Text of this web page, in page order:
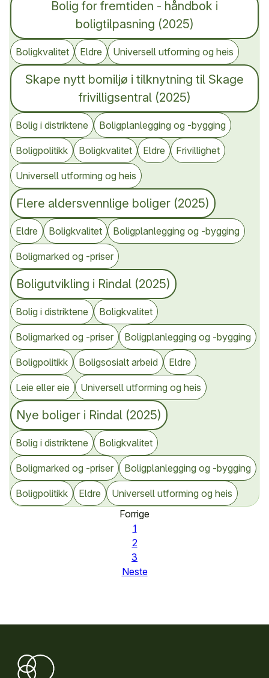
Bolig for fremtiden - håndbok i
boligtilpasning (2025)
Boligkvalitet Eldre Universell utforming og heis
Skape nytt bomiljø i tilknytning til Skage
frivilligsentral (2025)
Bolig i distriktene Boligplanlegging og -bygging
Boligpolitikk Boligkvalitet Eldre Frivillighet
Universell utforming og heis
Flere aldersvennlige boliger (2025)
Eldre Boligkvalitet Boligplanlegging og -bygging
Boligmarked og -priser
Boligutvikling i Rindal (2025)
Bolig i distriktene Boligkvalitet
Boligmarked og -priser Boligplanlegging og -bygging
Boligpolitikk Boligsosialt arbeid Eldre
Leie eller eie Universell utforming og heis
Nye boliger i Rindal (2025)
Bolig i distriktene Boligkvalitet
Boligmarked og -priser Boligplanlegging og -bygging
Boligpolitikk Eldre
Universell utforming og heis
Forrige
1
2
3
Neste